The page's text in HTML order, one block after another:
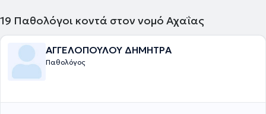
19 Παθολόγοι κοντά στον νομό Αχαΐας
ΑΓΓΕΛΟΠΟΥΛΟΥ ΔΗΜΗΤΡΑ
Παθολόγος